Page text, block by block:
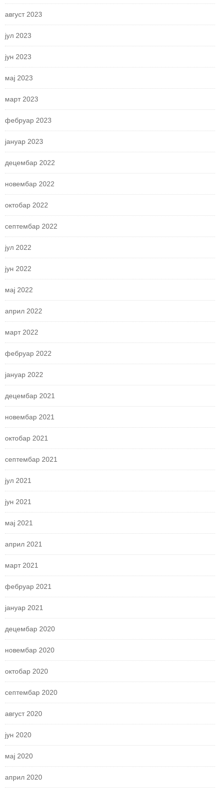
август 2023
јул 2023
јун 2023
мај 2023
март 2023
фебруар 2023
јануар 2023
децембар 2022
новембар 2022
октобар 2022
септембар 2022
јул 2022
јун 2022
мај 2022
април 2022
март 2022
фебруар 2022
јануар 2022
децембар 2021
новембар 2021
октобар 2021
септембар 2021
јул 2021
јун 2021
мај 2021
април 2021
март 2021
фебруар 2021
јануар 2021
децембар 2020
новембар 2020
октобар 2020
септембар 2020
август 2020
јун 2020
мај 2020
април 2020